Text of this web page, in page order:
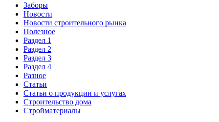
Заборы
Новости
Новости строительного рынка
Полезное
Раздел 1
Раздел 2
Раздел 3
Раздел 4
Разное
Статьи
Статьи o продукции и услугах
Строительство дома
Стройматериалы